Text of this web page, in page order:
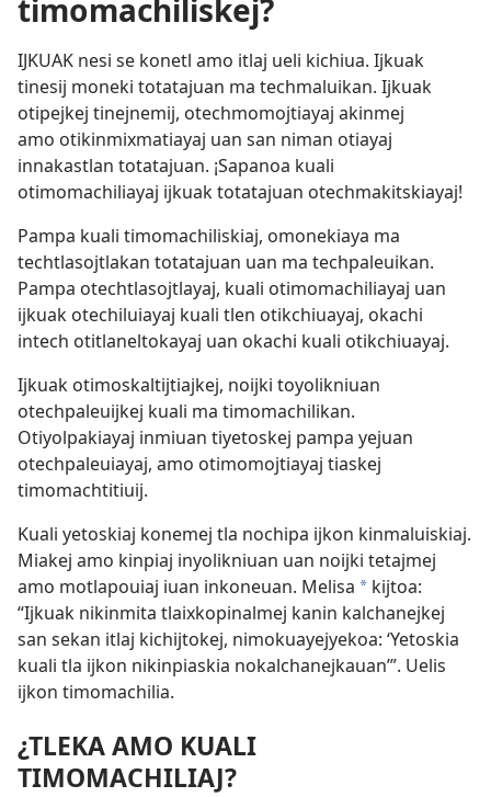
timomachiliskej?
IJKUAK nesi se konetl amo itlaj ueli kichiua. Ijkuak
tinesij moneki totatajuan ma techmaluikan. Ijkuak
otipejkej tinejnemij, otechmomojtiayaj akinmej
amo otikinmixmatiayaj uan san niman otiayaj
innakastlan totatajuan. ¡Sapanoa kuali
otimomachiliayaj ijkuak totatajuan otechmakitskiayaj!
Pampa kuali timomachiliskiaj, omonekiaya ma
techtlasojtlakan totatajuan uan ma techpaleuikan.
Pampa otechtlasojtlayaj, kuali otimomachiliayaj uan
ijkuak otechiluiayaj kuali tlen otikchiuayaj, okachi
intech otitlaneltokayaj uan okachi kuali otikchiuayaj.
Ijkuak otimoskaltijtiajkej, noijki toyolikniuan
otechpaleuijkej kuali ma timomachilikan.
Otiyolpakiayaj inmiuan tiyetoskej pampa yejuan
otechpaleuiayaj, amo otimomojtiayaj tiaskej
timomachtitiuij.
Kuali yetoskiaj konemej tla nochipa ijkon kinmaluiskiaj.
Miakej amo kinpiaj inyolikniuan uan noijki tetajmej
amo motlapouiaj iuan inkoneuan. Melisa a kijtoa:
“Ijkuak nikinmita tlaixkopinalmej kanin kalchanejkej
san sekan itlaj kichijtokej, nimokuayejyekoa: ‘Yetoskia
kuali tla ijkon nikinpiaskia nokalchanejkauan’”. Uelis
ijkon timomachilia.
¿TLEKA AMO KUALI
TIMOMACHILIAJ?